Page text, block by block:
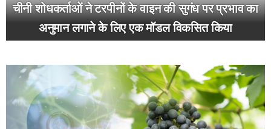
चीनी शोधकर्ताओं ने टरपीनों के वाइन की सुगंध पर प्रभाव का
अनुमान लगाने के लिए एक मॉडल विकसित किया